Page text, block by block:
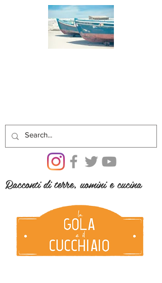
Racconti di terre, uomini e cucina